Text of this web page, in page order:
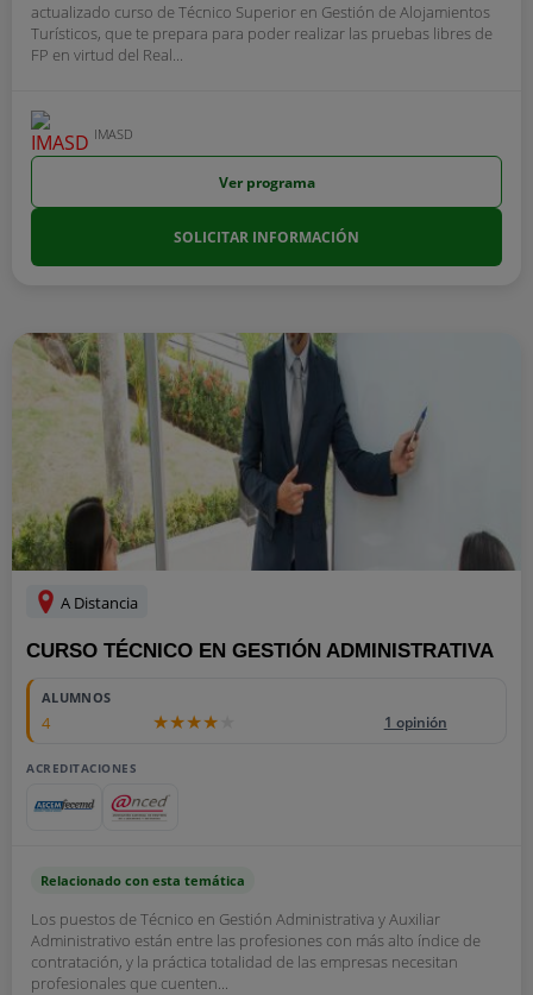
actualizado curso de Técnico Superior en Gestión de Alojamientos
Turísticos, que te prepara para poder realizar las pruebas libres de
FP en virtud del Real...
IMASD
Ver programa
SOLICITAR INFORMACIÓN
A Distancia
CURSO TÉCNICO EN GESTIÓN ADMINISTRATIVA
ALUMNOS
4 1 opinión
ACREDITACIONES
Relacionado con esta temática
Los puestos de Técnico en Gestión Administrativa y Auxiliar
Administrativo están entre las profesiones con más alto índice de
contratación, y la práctica totalidad de las empresas necesitan
profesionales que cuenten...